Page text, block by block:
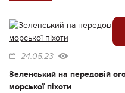
24.05.23
Зеленський на передовій
морської піхоти